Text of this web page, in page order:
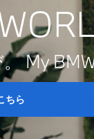
My
ちら